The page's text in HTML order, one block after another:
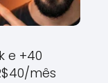
e +40
mês